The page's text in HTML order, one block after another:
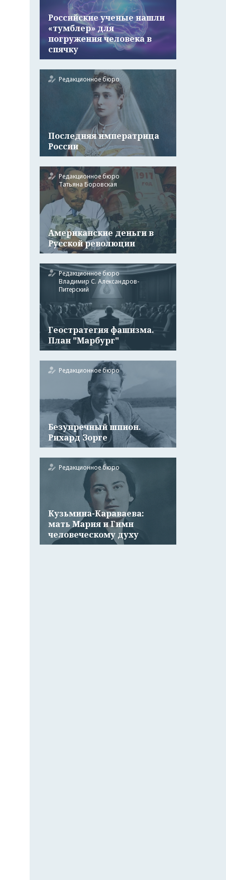
Российские ученые нашли
«тумблер» для
погружения человека в
спячку
Редакционное бюро
Последняя императрица
России
Редакционное бюро
Татьяна Боровская
Американские деньги в
Русской революции
Редакционное бюро
Владимир С. Александров-
Питерский
Геостратегия фашизма.
План "Марбург"
Редакционное бюро
Безупречный шпион.
Рихард Зорге
Редакционное бюро
Кузьмина-Караваева:
мать Мария и Гимн
человеческому духу